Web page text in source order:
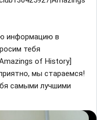
информацию в
тебя
of History]
мы стараемся!
самыми лучшими